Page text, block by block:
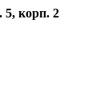
5, корп. 2